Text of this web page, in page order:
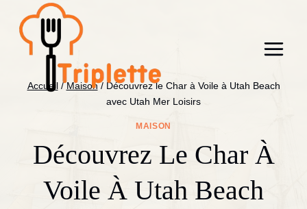
contenu
Accueil / Maison / Découvrez le Char à Voile à Utah Beach
avec Utah Mer Loisirs
MAISON
Découvrez Le Char À
Voile À Utah Beach